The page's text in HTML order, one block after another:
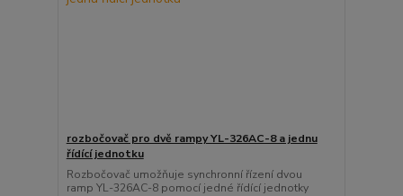
rozbočovač pro dvě rampy YL-326AC-8 a jednu
řídící jednotku
Rozbočovač umožňuje synchronní řízení dvou
ramp YL-326AC-8 pomocí jedné řídící jednotky